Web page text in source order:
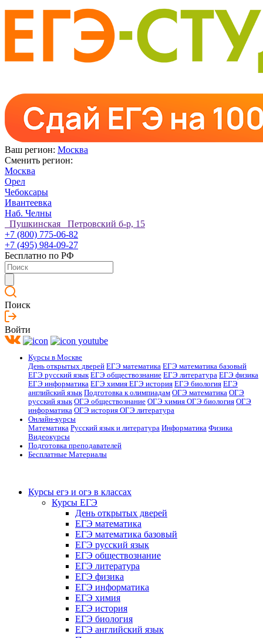
Ваш регион: Москва
Сменить регион:
Москва
Орел
Чебоксары
Ивантеевка
Наб. Челны
Пушкинская Петровский б-р, 15
+7 (800) 775-06-82
+7 (495) 984-09-27
Бесплатно по РФ
Поиск
Войти
Курсы в Москве
День открытых дверей ЕГЭ математика ЕГЭ математика базовый
ЕГЭ русский язык ЕГЭ обществознание ЕГЭ литература ЕГЭ физика
ЕГЭ информатика ЕГЭ химия ЕГЭ история ЕГЭ биология ЕГЭ
английский язык Подготовка к олимпиадам ОГЭ математика ОГЭ
русский язык ОГЭ обществознание ОГЭ химия ОГЭ биология ОГЭ
информатика ОГЭ история ОГЭ литература
Онлайн-курсы
Математика Русский язык и литература Информатика Физика
Видеокурсы
Подготовка преподавателей
Бесплатные Материалы
Курсы егэ и огэ в классах
Курсы ЕГЭ
День открытых дверей
ЕГЭ математика
ЕГЭ математика базовый
ЕГЭ русский язык
ЕГЭ обществознание
ЕГЭ литература
ЕГЭ физика
ЕГЭ информатика
ЕГЭ химия
ЕГЭ история
ЕГЭ биология
ЕГЭ английский язык